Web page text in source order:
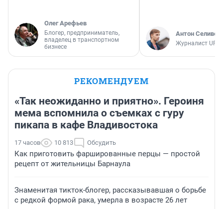
Олег Арефьев
Блогер, предприниматель,
владелец в транспортном
бизнесе
Антон
Журналист
РЕКОМЕНДУЕМ
«Так неожиданно и приятно». Героиня
мема вспомнила о съемках с гуру
пикапа в кафе Владивостока
17 часов 10 813 Обсудить
Как приготовить фаршированные перцы — простой
рецепт от жительницы Барнаула
Знаменитая тикток-блогер, рассказывавшая о борьбе
с редкой формой рака, умерла в возрасте 26 лет